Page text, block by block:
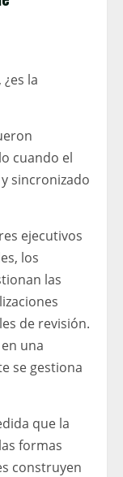
la
cuando el
sincronizado
ejecutivos
los
las
de revisión.
una
se gestiona
que la
formas
construyen